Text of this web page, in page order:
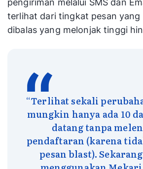
Mulya untuk mengirimkan
pengingat kelengkapan
pembayaran kepada siswa dan
pengiriman melalui SMS dan
terlihat dari tingkat pesan yang
dibalas yang melonjak tinggi